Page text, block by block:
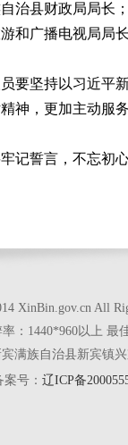
治县财政局局长
和广播电视局局
要坚持以习近平
神，更加主动服
记誓言，不忘初
XinBin.gov.cn All
：1440*960以上 最
满族自治县新宾镇
案号： 辽ICP备